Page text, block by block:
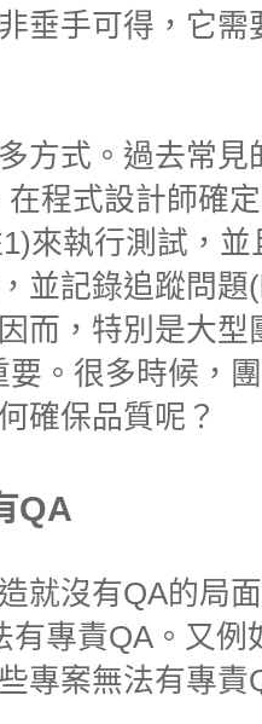
垂手可得，它
方式。過去常
程式設計師確
來執行測試，
並記錄追蹤問
而，特別是大
要。很多時候，
確保品質呢？
QA
就沒有QA的局
有專責QA。又
專案無法有專責